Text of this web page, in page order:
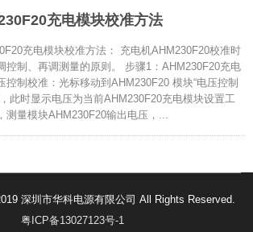
充电模块校准方法
充电模块校准方法： 充电机AHM230F20校准时
控制、再调测量的原则。 步骤1：AHM230F20充电
控制校准：光标移动到AHM230F20 模块“电压控制
此时显示电压为当前AHM230F20充电模块设置工
测量模块AHM230F20输出电压，...
深圳市华科电源有限公司 All Rights Reserved.
粤ICP备13027123号-1